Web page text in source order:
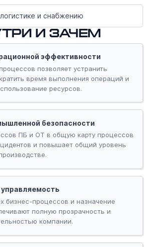
и снабжению
и зачем
эффективности
позволяет устранить
время выполнения операций и
ресурсов.
безопасности
ПБ и ОТ в общую карту процессов
и повышает общий уровень
бизнес-процессов и назначение
полную прозрачность и
компании.